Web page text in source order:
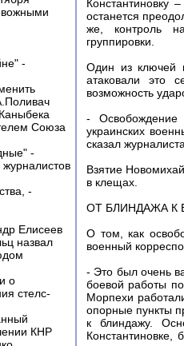
-
Союза
-
-
Елисеев
назвал
о
стелс-
КНР
Константиновку
останется
же, контроль
группировки.
Один из ключей
атаковали это
возможность
- Освобождение
украинских
сказал
Взятие
в клещах.
ОТ БЛИНДАЖА К
О том, как
военный
- Это был очень
боевой работы
Морпехи
опорные пункты
к блиндажу.